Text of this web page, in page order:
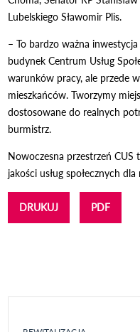
Lubelskiego Sławomir Plis.
– To bardzo ważna
budynek Centrum Usług
warunków pracy, ale przede
mieszkańców. Tworzymy
dostosowane do realnych
burmistrz.
Nowoczesna przestrzeń CUS
jakości usług społecznych
DRUKUJ PDF